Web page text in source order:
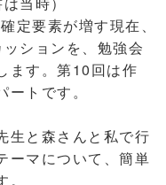
定要素が増す現在、
ションを、勉強会
ます。第10回は作
トです。
生と森さんと私で行
ーマについて、簡単